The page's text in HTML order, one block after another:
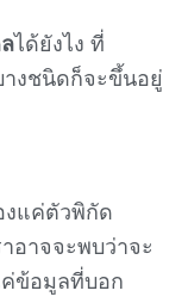
ได้ยังไง ที่
างชนิดก็จะขึ้นอยู่
งแค่ตัวพิกัด
อาจจะพบว่าจะ
ข้อมูลที่บอก